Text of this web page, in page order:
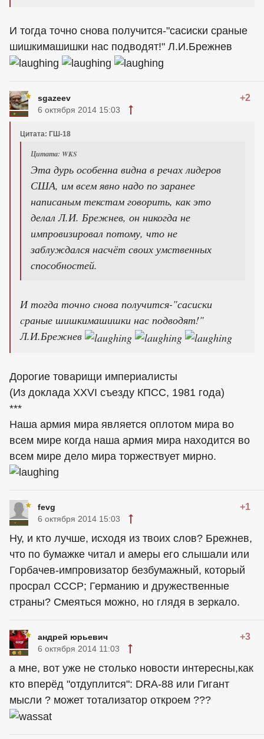
И тогда точно снова получится-"сасиски cраные
шишкимашишки нас подводят!" Л.И.Брежнев
sgazeev +2
6 октября 2014 15:03
Цитата: ГШ-18
Цитата: WKS
Эта дурь особенна видна в речах лидеров
США, им всем явно надо по заранее
написаным текстам говорить, как это
делал Л.И. Брежнев, он никогда не
импровизировал потому, что не
заблуждался насчёт своих умственных
способностей.
И тогда точно снова получится-"сасиски
cраные шишкимашишки нас подводят!"
Л.И.Брежнев
Дорогие товарищи империалисты
(Из доклада XXVI съезду КПСС, 1981 года)
***
Наша армия мира является оплотом мира во
всем мире когда наша армия мира находится во
всем мире дело мира торжествует мирно.
fevg +1
6 октября 2014 15:03
Ну, и кто лучше, исходя из твоих слов? Брежнев,
что по бумажке читал и aмepы его слышали или
Горбачев-импровизатор безбумажный, который
пpоcpaл СССР; Германию и дружественные
страны? Смеяться можно, но глядя в зеркало.
андрей юрьевич +3
6 октября 2014 11:03
а мне, вот уже не столько новости интересны,как
кто вперёд "отдуплится": DRA-88 или Гигант
мысли ? может тотализатор откроем ???